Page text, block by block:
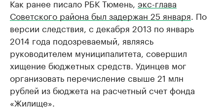
Как ранее писало РБК Тюмень, экс-глава
Советского района был задержан 25 января . По
версии следствия, с декабря 2013 по январь
2014 года подозреваемый, являясь
руководителем муниципалитета, совершил
хищение бюджетных средств. Удинцев мог
организовать перечисление свыше 21 млн
рублей из бюджета на расчетный счет фонда
«Жилище».